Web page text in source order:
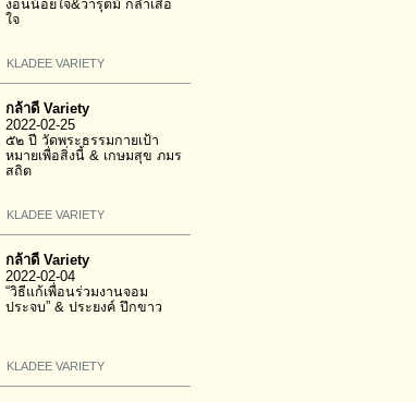
งอนน้อยใจ&วารุตม์ กล่ำเสือ
ใจ
KLADEE VARIETY
กล้าดี Variety
2022-02-25
๕๒ ปี วัดพระธรรมกายเป้า
หมายเพื่อสิ่งนี้ & เกษมสุข ภมร
สถิต
KLADEE VARIETY
กล้าดี Variety
2022-02-04
“วิธีแก้เพื่อนร่วมงานจอม
ประจบ” & ประยงค์ ปึกขาว
KLADEE VARIETY